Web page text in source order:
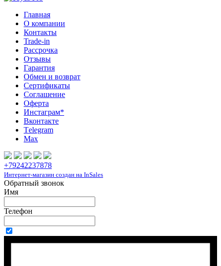
Главная
О компании
Контакты
Trade-in
Рассрочка
Отзывы
Гарантия
Обмен и возврат
Сертификаты
Соглашение
Оферта
Инcтаграм*
Вконтакте
Тelegram
Max
+79242237878
Интернет-магазин создан на InSales
Обратный звонок
Имя
Телефон